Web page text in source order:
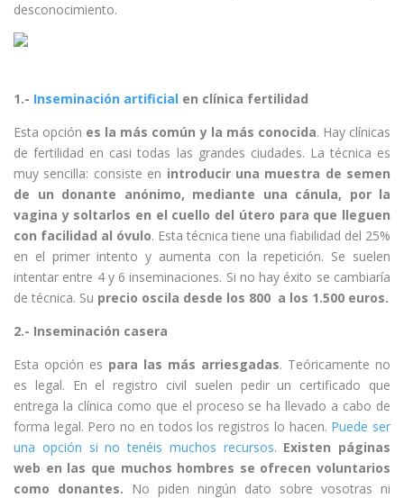
desconocimiento.
1.- Inseminación artificial en clínica fertilidad
Esta opción es la más común y la más conocida. Hay clínicas
de fertilidad en casi todas las grandes ciudades. La técnica es
muy sencilla: consiste en introducir una muestra de semen
de un donante anónimo, mediante una cánula, por la
vagina y soltarlos en el cuello del útero para que lleguen
con facilidad al óvulo. Esta técnica tiene una fiabilidad del 25%
en el primer intento y aumenta con la repetición. Se suelen
intentar entre 4 y 6 inseminaciones. Si no hay éxito se cambiaría
de técnica. Su precio oscila desde los 800 a los 1.500 euros.
2.- Inseminación casera
Esta opción es para las más arriesgadas. Teóricamente no
es legal. En el registro civil suelen pedir un certificado que
entrega la clínica como que el proceso se ha llevado a cabo de
forma legal. Pero no en todos los registros lo hacen. Puede ser
una opción si no tenéis muchos recursos. Existen páginas
web en las que muchos hombres se ofrecen voluntarios
como donantes. No piden ningún dato sobre vosotras ni